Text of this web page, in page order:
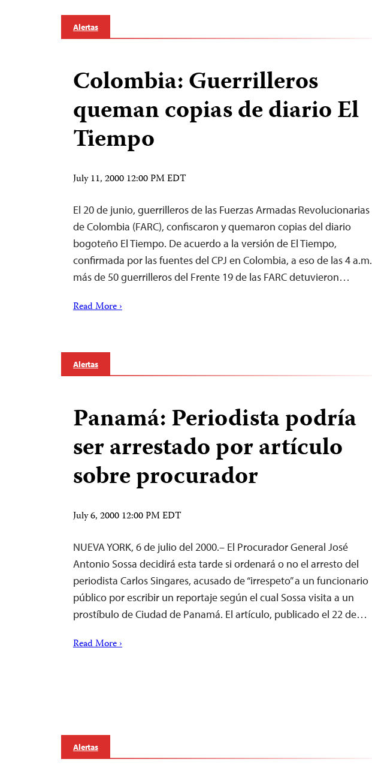
Alertas
Colombia: Guerrilleros
queman copias de diario El
Tiempo
July 11, 2000 12:00 PM EDT
El 20 de junio, guerrilleros de las Fuerzas Armadas Revolucionarias
de Colombia (FARC), confiscaron y quemaron copias del diario
bogoteño El Tiempo. De acuerdo a la versión de El Tiempo,
confirmada por las fuentes del CPJ en Colombia, a eso de las 4 a.m.
más de 50 guerrilleros del Frente 19 de las FARC detuvieron…
Read More ›
Alertas
Panamá: Periodista podría
ser arrestado por artículo
sobre procurador
July 6, 2000 12:00 PM EDT
NUEVA YORK, 6 de julio del 2000.– El Procurador General José
Antonio Sossa decidirá esta tarde si ordenará o no el arresto del
periodista Carlos Singares, acusado de “irrespeto” a un funcionario
público por escribir un reportaje según el cual Sossa visita a un
prostíbulo de Ciudad de Panamá. El artículo, publicado el 22 de…
Read More ›
Alertas